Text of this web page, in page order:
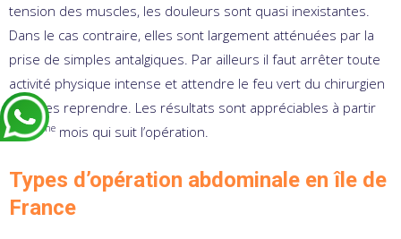
tension des muscles, les douleurs sont quasi inexistantes.
Dans le cas contraire, elles sont largement atténuées par la
prise de simples antalgiques. Par ailleurs il faut arrêter toute
activité physique intense et attendre le feu vert du chirurgien
pour les reprendre. Les résultats sont appréciables à partir
du 6ème mois qui suit l’opération.
Types d’opération abdominale en île de
France